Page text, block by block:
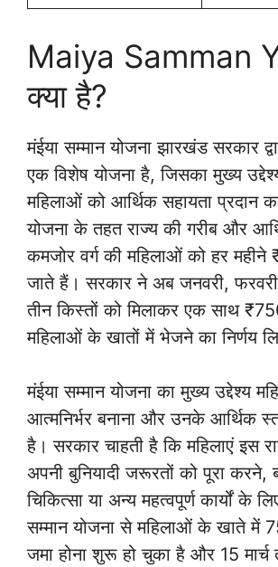
Maiya Samman
क्या है?
मंईया सम्मान योजना झारखंड सरकार
एक विशेष योजना है, जिसका मुख्य
महिलाओं को आर्थिक सहायता प्रदान
योजना के तहत राज्य की गरीब और
कमजोर वर्ग की महिलाओं को हर महीने
जाते हैं। सरकार ने अब जनवरी,
तीन किस्तों को मिलाकर एक साथ
महिलाओं के खातों में भेजने का निर्णय
मंईया सम्मान योजना का मुख्य उद्देश्य
आत्मनिर्भर बनाना और उनके आर्थिक
है। सरकार चाहती है कि महिलाएं इस
अपनी बुनियादी जरूरतों को पूरा करने,
चिकित्सा या अन्य महत्वपूर्ण कार्यों के
सम्मान योजना से महिलाओं के खाते में
जमा होना शुरू हो चुका है और 15